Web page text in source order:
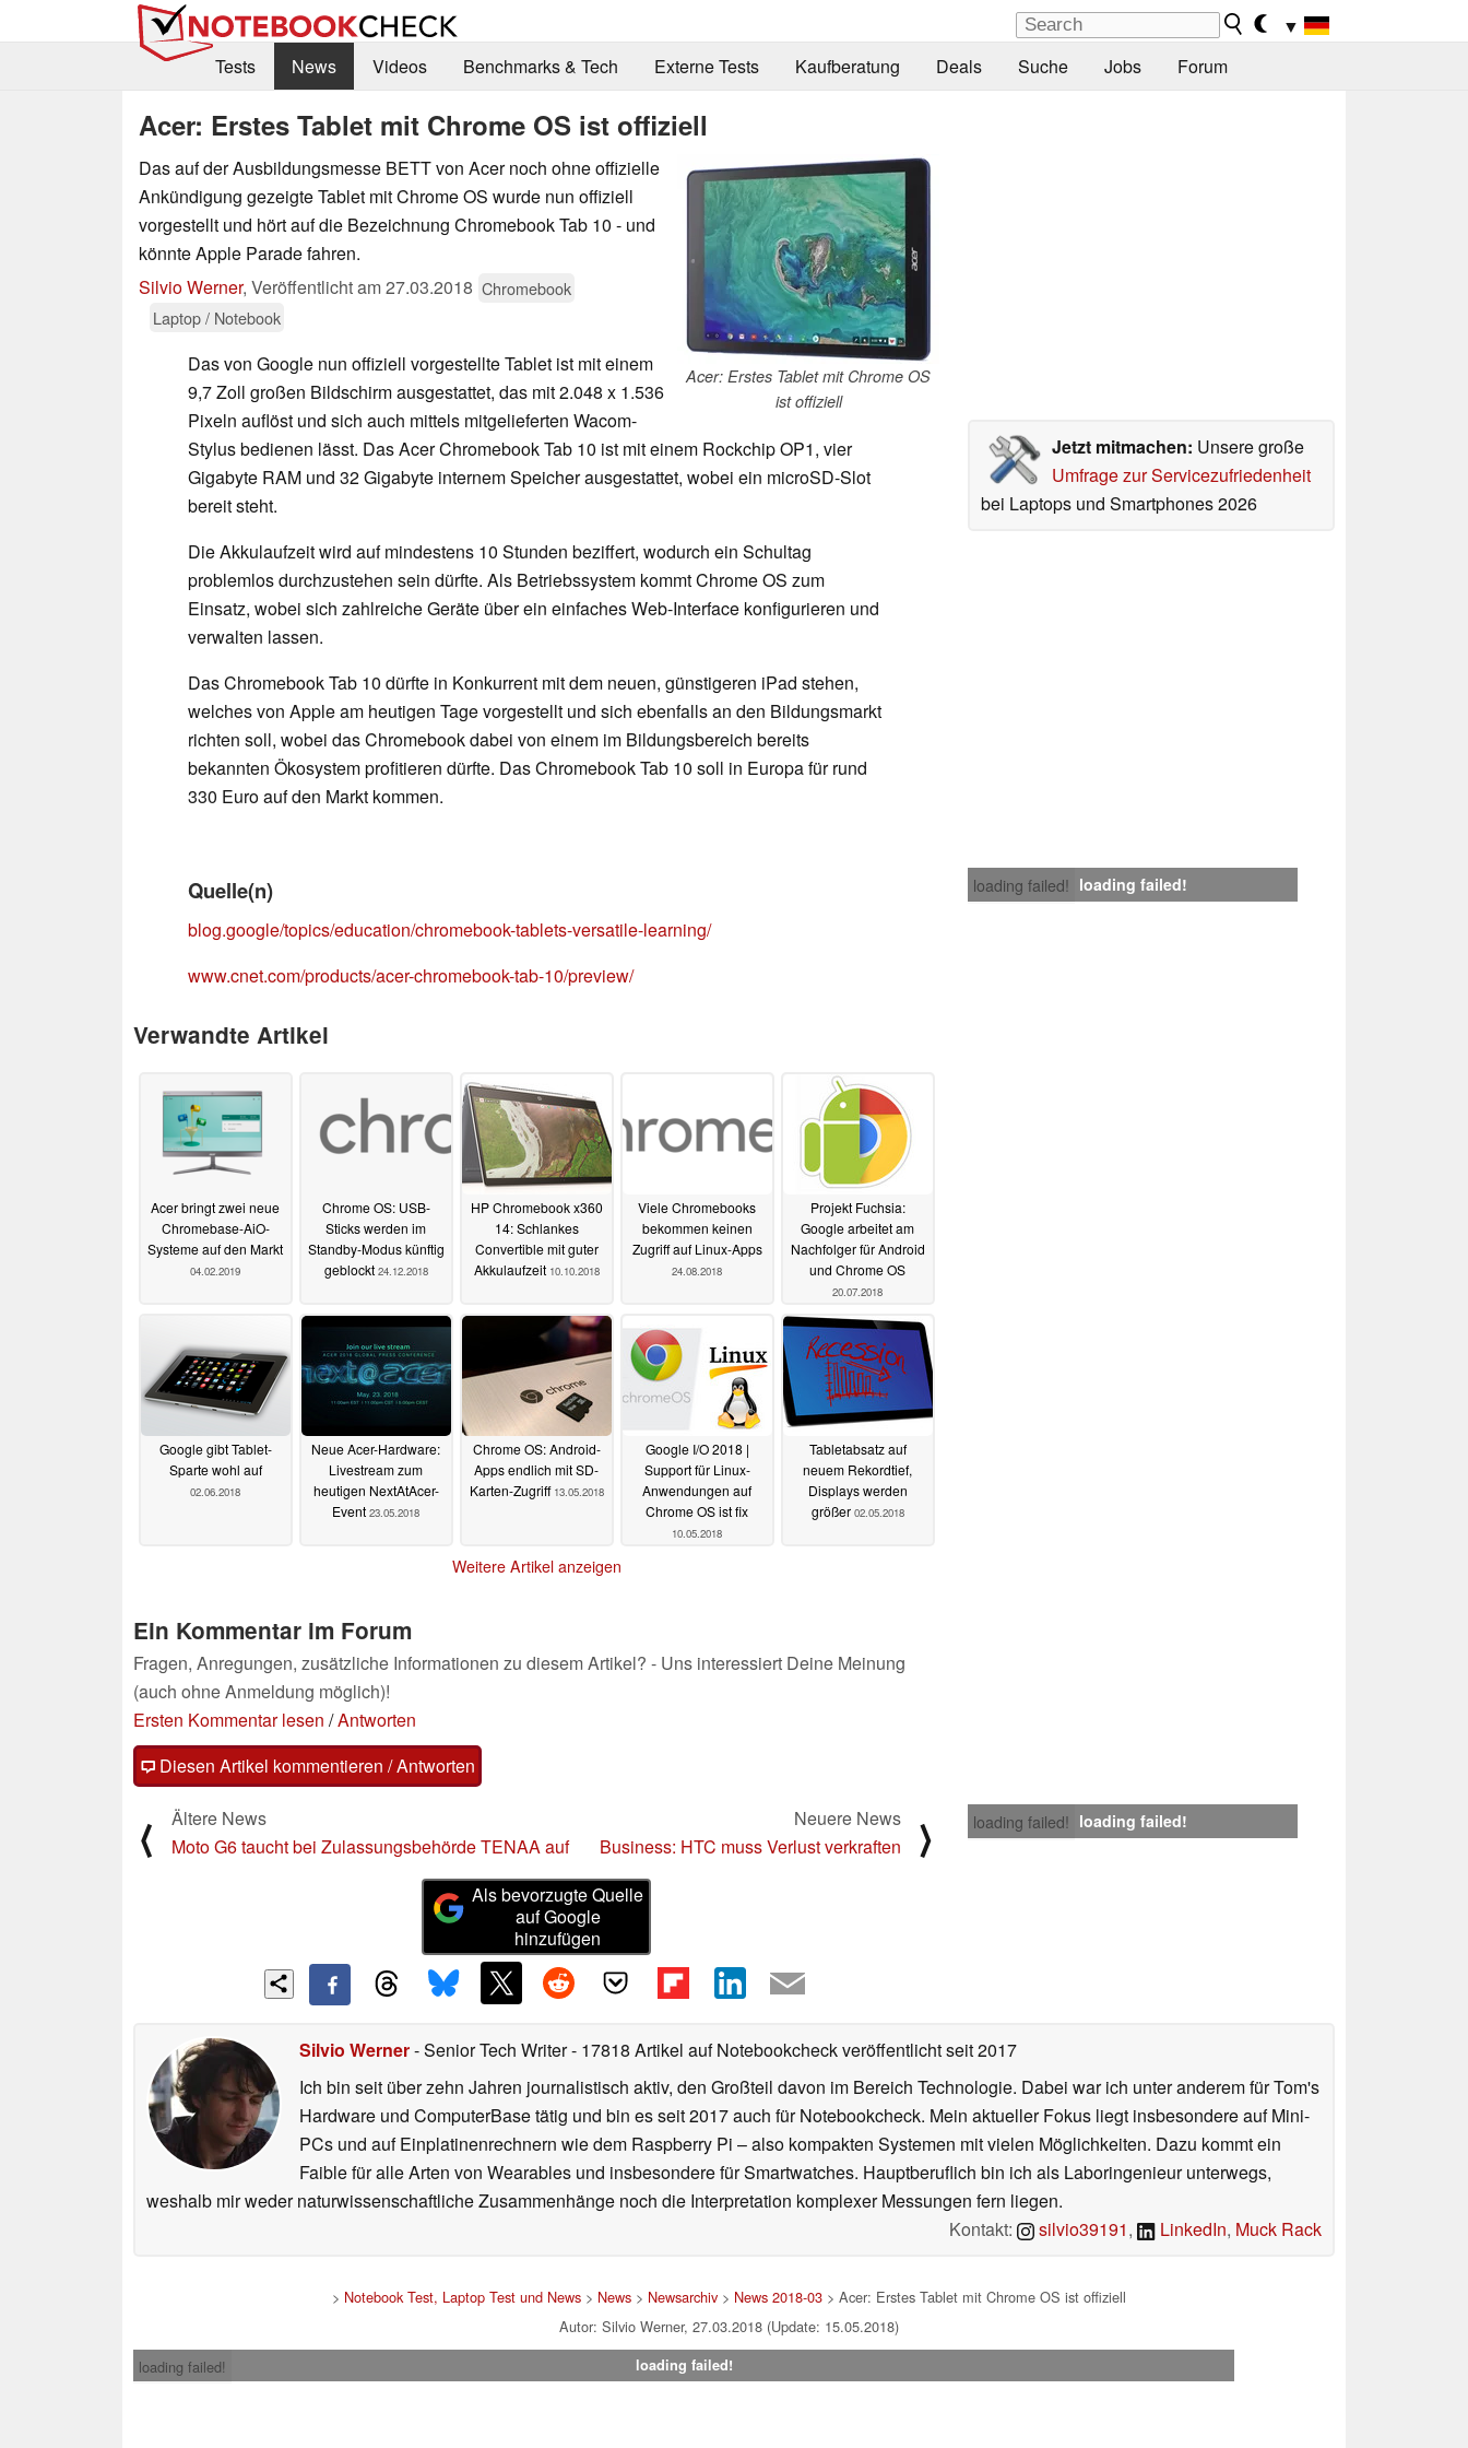
▼
Tests
News Videos Benchmarks & Tech Externe Tests Kaufberatung Deals Suche Jobs Forum
Acer: Erstes Tablet mit Chrome OS ist offiziell
Acer: Erstes Tablet mit Chrome OS
ist offiziell
Das auf der Ausbildungsmesse BETT von Acer noch ohne offizielle
Ankündigung gezeigte Tablet mit Chrome OS wurde nun offiziell
vorgestellt und hört auf die Bezeichnung Chromebook Tab 10 - und
könnte Apple Parade fahren.
Silvio Werner, Veröffentlicht am27.03.2018 Chromebook
Laptop / Notebook
Jetzt mitmachen: Unsere große
Umfrage zur Servicezufriedenheit
bei Laptops und Smartphones 2026
Das von Google nun offiziell vorgestellte Tablet ist mit einem
9,7 Zoll großen Bildschirm ausgestattet, das mit 2.048 x 1.536
Pixeln auflöst und sich auch mittels mitgelieferten Wacom-
Stylus bedienen lässt. Das Acer Chromebook Tab 10 ist mit einem Rockchip OP1, vier
Gigabyte RAM und 32 Gigabyte internem Speicher ausgestattet, wobei ein microSD-Slot
bereit steht.
Die Akkulaufzeit wird auf mindestens 10 Stunden beziffert, wodurch ein Schultag
problemlos durchzustehen sein dürfte. Als Betriebssystem kommt Chrome OS zum
Einsatz, wobei sich zahlreiche Geräte über ein einfaches Web-Interface konfigurieren und
verwalten lassen.
Das Chromebook Tab 10 dürfte in Konkurrent mit dem neuen, günstigeren iPad stehen,
welches von Apple am heutigen Tage vorgestellt und sich ebenfalls an den Bildungsmarkt
richten soll, wobei das Chromebook dabei von einem im Bildungsbereich bereits
bekannten Ökosystem profitieren dürfte. Das Chromebook Tab 10 soll in Europa für rund
330 Euro auf den Markt kommen.
loading failed! loading failed!
Quelle(n)
blog.google/topics/education/chromebook-tablets-versatile-learning/
www.cnet.com/products/acer-chromebook-tab-10/preview/
Verwandte Artikel
Acer bringt zwei neue
Chromebase-AiO-
Systeme auf den Markt
04.02.2019
Chrome OS: USB-
Sticks werden im
Standby-Modus künftig
geblockt 24.12.2018
HP Chromebook x360
14: Schlankes
Convertible mit guter
Akkulaufzeit 10.10.2018
Viele Chromebooks
bekommen keinen
Zugriff auf Linux-Apps
24.08.2018
Projekt Fuchsia:
Google arbeitet am
Nachfolger für Android
und Chrome OS
20.07.2018
Google gibt Tablet-
Sparte wohl auf
02.06.2018
Neue Acer-Hardware:
Livestream zum
heutigen NextAtAcer-
Event 23.05.2018
Chrome OS: Android-
Apps endlich mit SD-
Karten-Zugriff 13.05.2018
Google I/O 2018 |
Support für Linux-
Anwendungen auf
Chrome OS ist fix
10.05.2018
Tabletabsatz auf
neuem Rekordtief,
Displays werden
größer 02.05.2018
Weitere Artikel anzeigen
Ein Kommentar im Forum
Fragen, Anregungen, zusätzliche Informationen zu diesem Artikel? - Uns interessiert Deine Meinung
(auch ohne Anmeldung möglich)!
Ersten Kommentar lesen /Antworten
Diesen Artikel kommentieren / Antworten
loading failed! loading failed!
⟨
Ältere News
Moto G6 taucht bei Zulassungsbehörde TENAA auf
Neuere News
Business: HTC muss Verlust verkraften
⟩
Als bevorzugte Quelle
auf Google
hinzufügen
Silvio Werner- Senior Tech Writer- 17818 Artikel auf Notebookcheck veröffentlichtseit 2017
Ich bin seit über zehn Jahren journalistisch aktiv, den Großteil davon im Bereich Technologie. Dabei war ich unter anderem für Tom's
Hardware und ComputerBase tätig und bin es seit 2017 auch für Notebookcheck. Mein aktueller Fokus liegt insbesondere auf Mini-
PCs und auf Einplatinenrechnern wie dem Raspberry Pi – also kompakten Systemen mit vielen Möglichkeiten. Dazu kommt ein
Faible für alle Arten von Wearables und insbesondere für Smartwatches. Hauptberuflich bin ich als Laboringenieur unterwegs,
weshalb mir weder naturwissenschaftliche Zusammenhänge noch die Interpretation komplexer Messungen fern liegen.
Kontakt:
silvio39191, LinkedIn, Muck Rack
> Notebook Test, Laptop Test und News> News> Newsarchiv> News 2018-03> Acer: Erstes Tablet mit Chrome OS ist offiziell
Autor: Silvio Werner, 27.03.2018 (Update: 15.05.2018)
loading failed!
loading failed!